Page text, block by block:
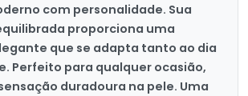
com personalidade. Sua
proporciona uma
que se adapta tanto ao dia
Perfeito para qualquer ocasião,
duradoura na pele. Uma